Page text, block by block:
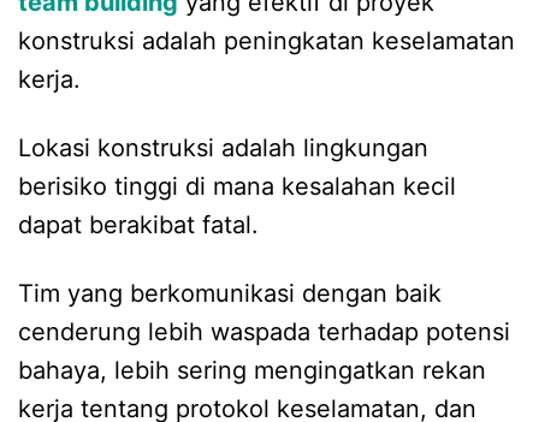
konstruksi adalah peningkatan keselamatan
kerja.
Lokasi konstruksi adalah lingkungan
berisiko tinggi di mana kesalahan kecil
dapat berakibat fatal.
Tim yang berkomunikasi dengan baik
cenderung lebih waspada terhadap potensi
bahaya, lebih sering mengingatkan rekan
kerja tentang protokol keselamatan, dan